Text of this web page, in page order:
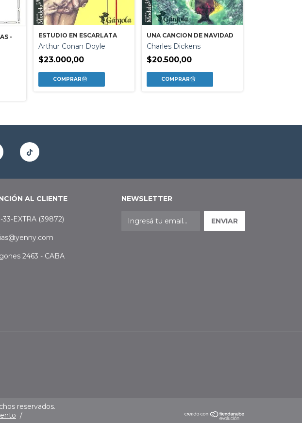
-
ESTUDIO EN ESCARLATA
Arthur Conan Doyle
$23.000,00
UNA CANCION DE NAVIDAD
Charles Dickens
$20.500,00
AL CLIENTE
33-EXTRA (39872)
2463 - CABA
NEWSLETTER
reservados.
/